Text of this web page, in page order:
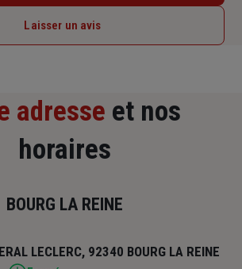
Laisser un avis
adresse et nos
horaires
BOURG LA REINE
LECLERC, 92340 BOURG LA REINE